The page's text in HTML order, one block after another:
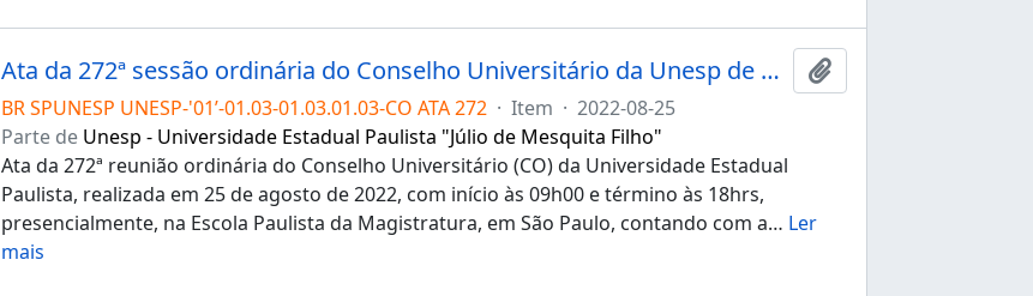
Ata da 272ª sessão ordinária do Conselho Universitário da Unesp de 25/08/2022
Adicionar a área de
BR SPUNESP UNESP-'01’-01.03-01.03.01.03-CO ATA 272 · Item · 2022-08-25
Parte de Unesp - Universidade Estadual Paulista "Júlio de Mesquita Filho"
Ata da 272ª reunião ordinária do Conselho Universitário (CO) da Universidade Estadual
Paulista, realizada em 25 de agosto de 2022, com início às 09h00 e término às 18hrs,
presencialmente, na Escola Paulista da Magistratura, em São Paulo, contando com a… Ler
mais